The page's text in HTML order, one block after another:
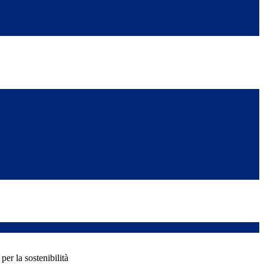
la sostenibilità